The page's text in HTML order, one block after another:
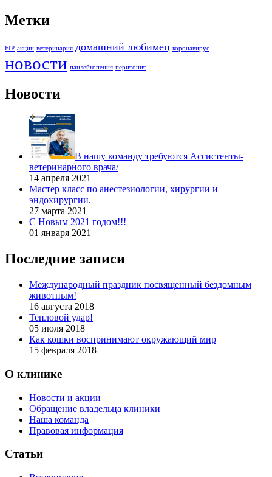
Метки
FIP акции ветеринария домашний любимец коронавирус
новости панлейкопения перитонит
Новости
В нашу команду требуются Ассистенты-
ветеринарного врача/
14 апреля 2021
Мастер класс по анестезиологии, хирургии и
эндохирургии.
27 марта 2021
С Новым 2021 годом!!!
01 января 2021
Последние записи
Международный праздник посвященный бездомным
животным!
16 августа 2018
Тепловой удар!
05 июля 2018
Как кошки воспринимают окружающий мир
15 февраля 2018
О клинике
Новости и акции
Обращение владельца клиники
Наша команда
Правовая информация
Статьи